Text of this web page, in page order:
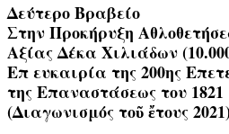
Δεύτερο Βραβείο
Στην Προκήρυξη
Αξίας Δέκα Χιλιάδων
Επ ευκαιρία της 200ης
της Επαναστάσεως του 1821
(Διαγωνισμός τοῦ ἔτους